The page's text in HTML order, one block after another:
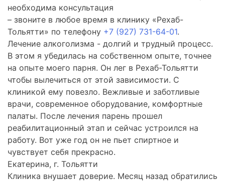
необходима консультация
– звоните в любое время в клинику «Рехаб-
Тольятти» по телефону +7 (927) 731-64-01.
Лечение алкоголизма - долгий и трудный процесс.
В этом я убедилась на собственном опыте, точнее
на опыте моего парня. Он лег в Рехаб-Тольятти
чтобы вылечиться от этой зависимости. С
клиникой ему повезло. Вежливые и заботливые
врачи, современное оборудование, комфортные
палаты. После лечения парень прошел
реабилитационный этап и сейчас устроился на
работу. Вот уже год он не пьет спиртное и
чувствует себя прекрасно.
Екатерина, г. Тольятти
Клиника внушает доверие. Месяц назад обратились